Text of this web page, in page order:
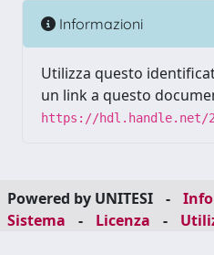
Informazioni
Utilizza questo
un link a questo
https://hdl.handle.net/
Powered by UNITESI -
Info
Sistema
- Licenza -